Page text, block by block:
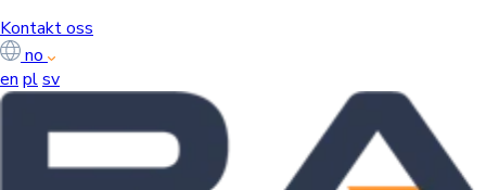
Kontakt oss
no
en plsv